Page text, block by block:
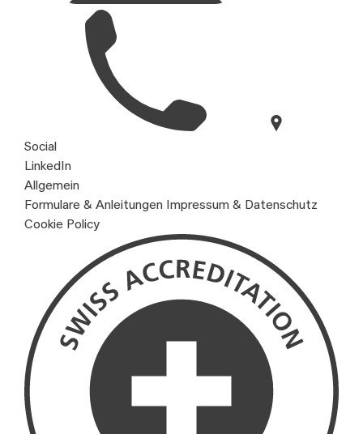
Social
LinkedIn
Allgemein
Formulare & Anleitungen Impressum & Datenschutz
Cookie Policy